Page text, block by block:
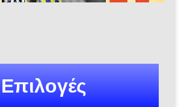
Επιλογές